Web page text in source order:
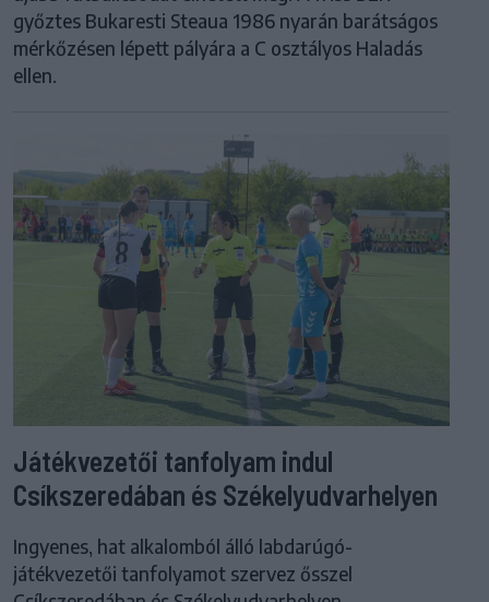
győztes Bukaresti Steaua 1986 nyarán barátságos
mérkőzésen lépett pályára a C osztályos Haladás
ellen.
Játékvezetői tanfolyam indul
Csíkszeredában és Székelyudvarhelyen
Ingyenes, hat alkalomból álló labdarúgó-
játékvezetői tanfolyamot szervez ősszel